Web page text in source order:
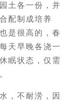
土各一份，并
配制成培养
是很高的，春
天早晚各浇一
眠状态，仅需
，不耐涝，因